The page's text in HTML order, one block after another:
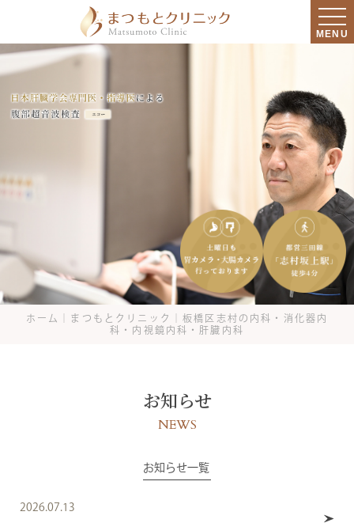
MENU
ホーム｜まつもとクリニック｜板橋区志村の内科・消化器内
科・内視鏡内科・肝臓内科
お知らせ
NEWS
お知らせ一覧
2026.07.13